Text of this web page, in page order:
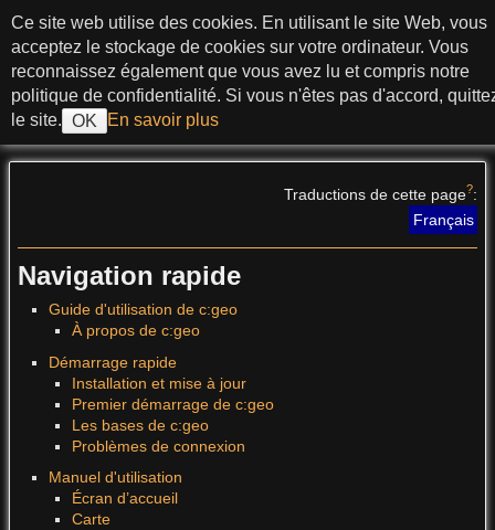
Aller au contenu
c:geo User Guide
Traductions de cette page?:
Français
Navigation rapide
Guide d'utilisation de c:geo
À propos de c:geo
Démarrage rapide
Installation et mise à jour
Premier démarrage de c:geo
Les bases de c:geo
Problèmes de connexion
Manuel d'utilisation
Écran d’accueil
Carte
Ce site web utilise des cookies. En utilisant le site Web, vous
acceptez le stockage de cookies sur votre ordinateur. Vous
reconnaissez également que vous avez lu et compris notre
politique de confidentialité. Si vous n'êtes pas d'accord,
le site. OK En savoir plus